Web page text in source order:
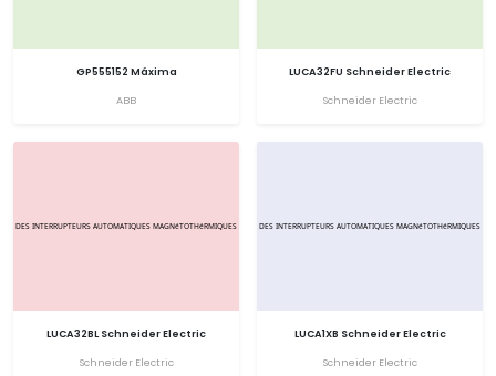
GP555152 Máxima
ABB
LUCA32FU Schneider Electric
Schneider Electric
LUCA32BL Schneider Electric
Schneider Electric
LUCA1XB Schneider Electric
Schneider Electric